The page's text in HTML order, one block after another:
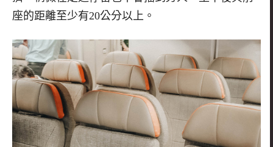
座的距離至少有20公分以上。